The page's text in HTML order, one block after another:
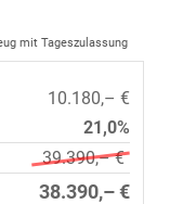
mit Tageszulassung
10.180,– €
21,0%
39.390,– €
38.390,– €